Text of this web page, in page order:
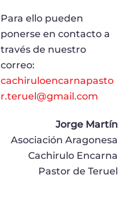
Para ello pueden
ponerse en contacto a
través de nuestro
correo:
cachiruloencarnapasto
r.teruel@gmail.com
Jorge Martín
Asociación Aragonesa
Cachirulo Encarna
Pastor de Teruel